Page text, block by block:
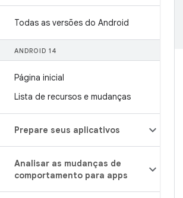
Todas as versões do Android
ANDROID 14
Página inicial
Lista de recursos e mudanças
Prepare seus aplicativos
Analisar as mudanças de
comportamento para apps